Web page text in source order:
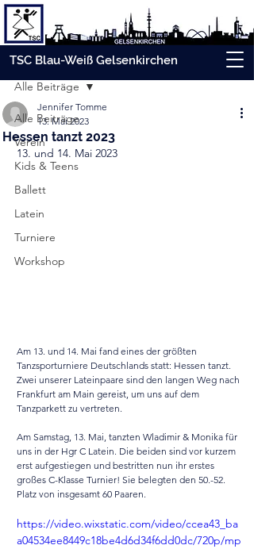
TSC Blau-Weiß Gelsenkirchen
Beitrag
Alle Beiträge
Verein
Kids & Teens
Ballett
Latein
Turniere
Workshop
Alle Beiträge
Hessen tanzt 2023
Jennifer Tomme
13. Mai 2023
13. und 14. Mai 2023
Am 13. und 14. Mai fand eines der größten
Tanzsporturniere Deutschlands statt: Hessen tanzt.
Zwei unserer Lateinpaare sind den langen Weg nach
Frankfurt am Main gereist, um uns auf dem
Tanzparkett zu vertreten.
Am Samstag, 13. Mai, tanzten Wladimir & Monika für
uns in der Hgr C Latein. Die beiden sind vor kurzem
erst aufgestiegen und bestritten nun ihr erstes
großes C-Klasse Turnier! Sie belegten den 50.-52.
Platz von insgesamt 60 Paaren.
https://video.wixstatic.com/video/ccea43_ba
a04534ee8449c18be4d6d34f6dd0dc/720p/mp